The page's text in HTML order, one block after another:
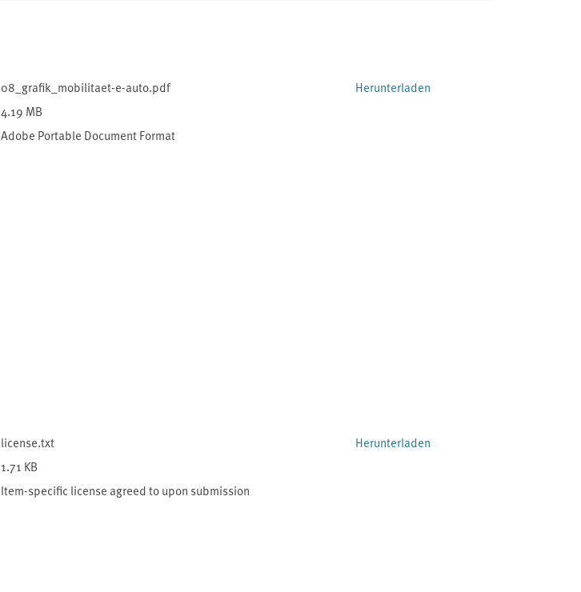
08_grafik_mobilitaet-e-auto.pdf
4.19 MB
Adobe Portable Document Format
Herunterladen
license.txt
1.71 KB
Item-specific license agreed to upon submission
Herunterladen